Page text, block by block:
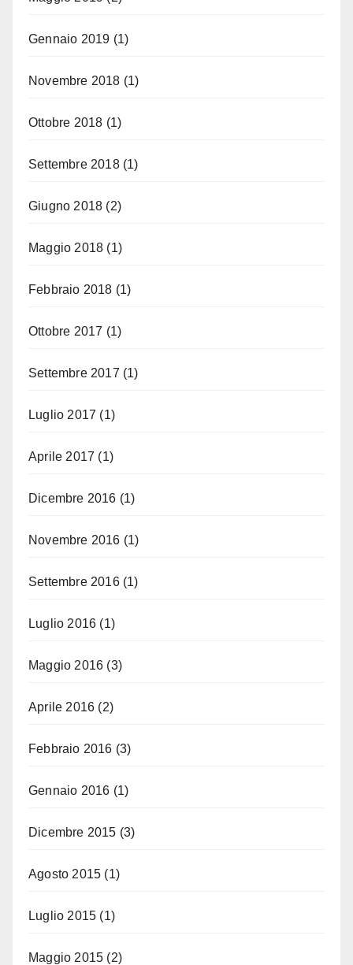
Gennaio 2019 (1)
Novembre 2018 (1)
Ottobre 2018 (1)
Settembre 2018(1)
Giugno 2018 (2)
Maggio 2018 (1)
Febbraio 2018 (1)
Ottobre 2017 (1)
Settembre 2017 (1)
Luglio 2017 (1)
Aprile 2017 (1)
Dicembre 2016 (1)
Novembre 2016 (1)
Settembre 2016(1)
Luglio 2016 (1)
Maggio 2016 (3)
Aprile 2016 (2)
Febbraio 2016 (3)
Gennaio 2016 (1)
Dicembre 2015 (3)
Agosto 2015 (1)
Luglio 2015 (1)
Maggio 2015 (2)